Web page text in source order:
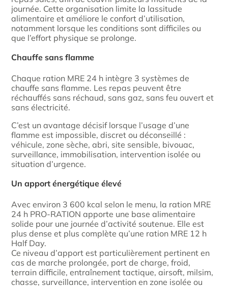
journée. Cette organisation limite la lassitude
alimentaire et améliore le confort d’utilisation,
notamment lorsque les conditions sont difficiles ou
que l’effort physique se prolonge.
Chauffe sans flamme
Chaque ration MRE 24 h intègre 3 systèmes de
chauffe sans flamme. Les repas peuvent être
réchauffés sans réchaud, sans gaz, sans feu ouvert et
sans électricité.
C’est un avantage décisif lorsque l’usage d’une
flamme est impossible, discret ou déconseillé :
véhicule, zone sèche, abri, site sensible, bivouac,
surveillance, immobilisation, intervention isolée ou
situation d’urgence.
Un apport énergétique élevé
Avec environ 3 600 kcal selon le menu, la ration MRE
24 h PRO-RATION apporte une base alimentaire
solide pour une journée d’activité soutenue. Elle est
plus dense et plus complète qu’une ration MRE 12 h
Half Day.
Ce niveau d’apport est particulièrement pertinent en
cas de marche prolongée, port de charge, froid,
terrain difficile, entraînement tactique, airsoft, milsim,
chasse, surveillance, intervention en zone isolée ou